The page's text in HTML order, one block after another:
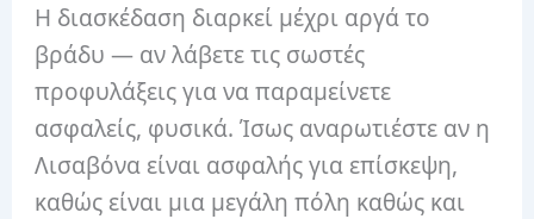
Η διασκέδαση διαρκεί μέχρι αργά το
βράδυ — αν λάβετε τις σωστές
προφυλάξεις για να παραμείνετε
ασφαλείς, φυσικά. Ίσως αναρωτιέστε αν η
Λισαβόνα είναι ασφαλής για επίσκεψη,
καθώς είναι μια μεγάλη πόλη καθώς και